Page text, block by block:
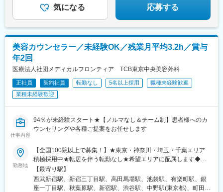
目駅、星ケ丘駅(大阪府)、城北公園通駅、南巽駅、崇禅寺駅、尼崎
駅(阪神線)、山陽天満駅、加古川駅、新神戸駅、住吉駅(兵庫県・
東海道)、香櫨園駅、中山寺駅、大久保駅(兵庫県)、舞子公園駅、
六甲駅、富雄駅、横川駅、小網町駅、吉塚駅、茶山駅(福岡県)、九
通り駅、代々木八幡駅、立場駅
気になる 応募する
美容カウンセラー／未経験OK／残業月平均3.2h／賞与
年2回
医療法人社団メディカルフロンティア TCB東京中央美容外科
正社員 契約社員 転勤なし 5名以上採用
職種未経験歓迎
業種未経験歓迎
仕事内容
94％が未経験スタート★【ノルマなし＆チーム制】患者様へのカ
ウンセリングや各種ご提案をお任せします
勤務地
【全国100院以上で募集！】★東京・神奈川・埼玉・千葉エリア
積極採用中★転居を伴う転勤なし★希望エリアに配属します◆ク
リニック一覧＜全国100院以上展開＞【北海道・東北】旭川駅前
院、青森院、盛岡院、秋田院、山形院、仙台駅前院、福島院、郡
山院 など【関東】新宿東口院、池袋駅前院、品川院、秋葉原
【最寄り駅】
西武新宿駅、新宿三丁目駅、高田馬場駅、池袋駅、有楽町駅、銀
座一丁目駅、秋葉原駅、新宿駅、渋谷駅、中野駅(東京都)、町田